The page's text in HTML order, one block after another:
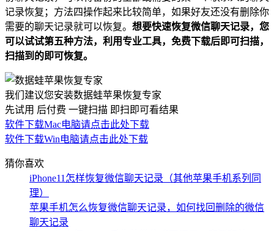
记录恢复；方法四操作起来比较简单，如果好友还没有删除你
需要的聊天记录就可以恢复。 想要快速恢复微信聊天记录，您
可以试试第五种方法，利用专业工具，免费下载后即可扫描，
扫描到的即可恢复。
我们建议您安装数据蛙苹果恢复专家
先试用 后付费 一键扫描 即扫即可看结果
软件下载Mac电脑请点击此处下载
软件下载Win电脑请点击此处下载
猜你喜欢
iPhone11怎样恢复微信聊天记录（其他苹果手机系列同
理）
苹果手机怎么恢复微信聊天记录，如何找回删除的微信
聊天记录